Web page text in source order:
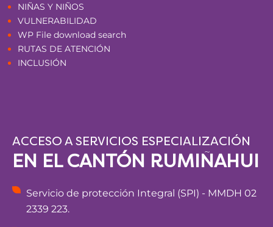
NIÑAS Y NIÑOS
VULNERABILIDAD
WP File download search
RUTAS DE ATENCIÓN
INCLUSIÓN
ACCESO A SERVICIOS ESPECIALIZACIÓN
EN EL CANTÓN RUMIÑAHUI
Servicio de protección Integral (SPI) - MMDH 02
2339 223.